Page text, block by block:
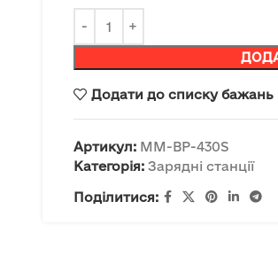
Додати до списку бажань
Артикул: MM-BP-430S
Категорія: Зарядні станції
Поділитися: